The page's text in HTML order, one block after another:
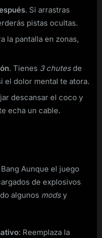
. Si arrastras
pistas ocultas.
la pantalla en zonas,
. Tienes 3 chutesde
el dolor mental te atora.
descansar el coco y
echa un cable.
Aunque el juego
de explosivos
algunos modsy
: Reemplaza la